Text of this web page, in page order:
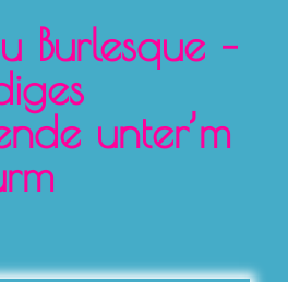
Burlesque –
unter’m